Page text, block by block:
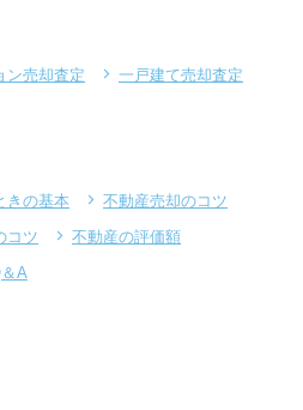
ン売却査定
一戸建て売却査定
きの基本
不動産売却のコツ
コツ
不動産の評価額
A